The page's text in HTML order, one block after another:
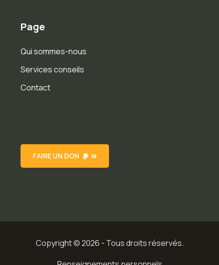
Page
Qui sommes-nous
Services conseils
Contact
FAIRE UN DON
Copyright © 2026 - Tous droits réservés.